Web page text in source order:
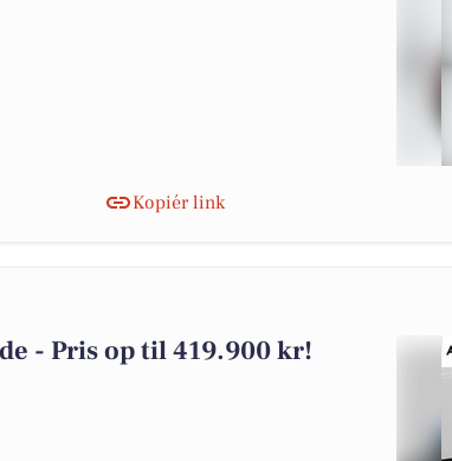
Kopiér link
- Pris op til 419.900 kr!